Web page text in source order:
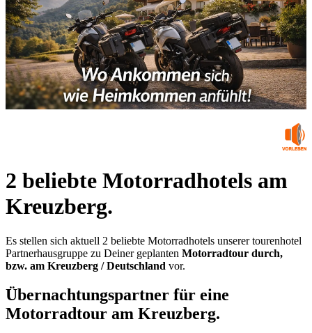
2 beliebte Motorradhotels am
Kreuzberg.
Es stellen sich aktuell 2 beliebte Motorradhotels unserer tourenhotel
Partnerhausgruppe zu Deiner geplanten Motorradtour durch,
bzw. am Kreuzberg / Deutschland vor.
Übernachtungspartner für eine
Motorradtour am Kreuzberg.